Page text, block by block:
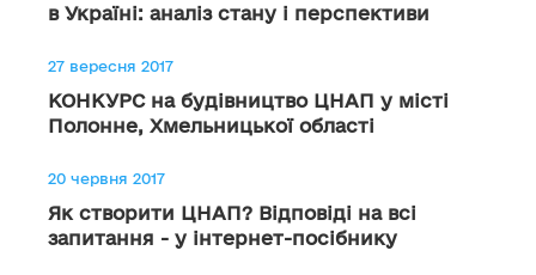
в Україні: аналіз стану і перспективи
27 вересня 2017
КОНКУРС на будівництво ЦНАП у місті
Полонне, Хмельницької області
20 червня 2017
Як створити ЦНАП? Відповіді на всі
запитання - у інтернет-посібнику